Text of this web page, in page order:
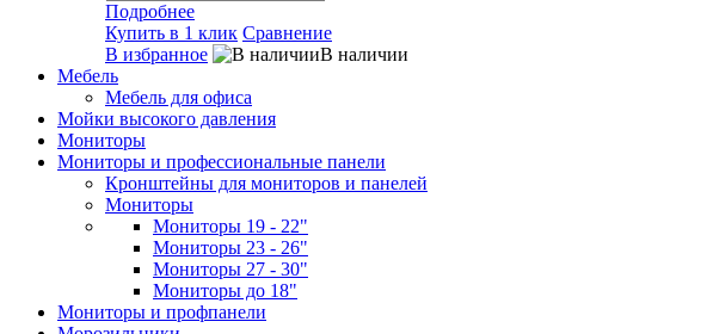
Подробнее
Купить в 1 клик Сравнение
В избранное
В наличии
Мебель
Мебель для офиса
Мойки высокого давления
Мониторы
Мониторы и профессиональные панели
Кронштейны для мониторов и панелей
Мониторы
Мониторы 19 - 22"
Мониторы 23 - 26"
Мониторы 27 - 30"
Мониторы до 18"
Мониторы и профпанели